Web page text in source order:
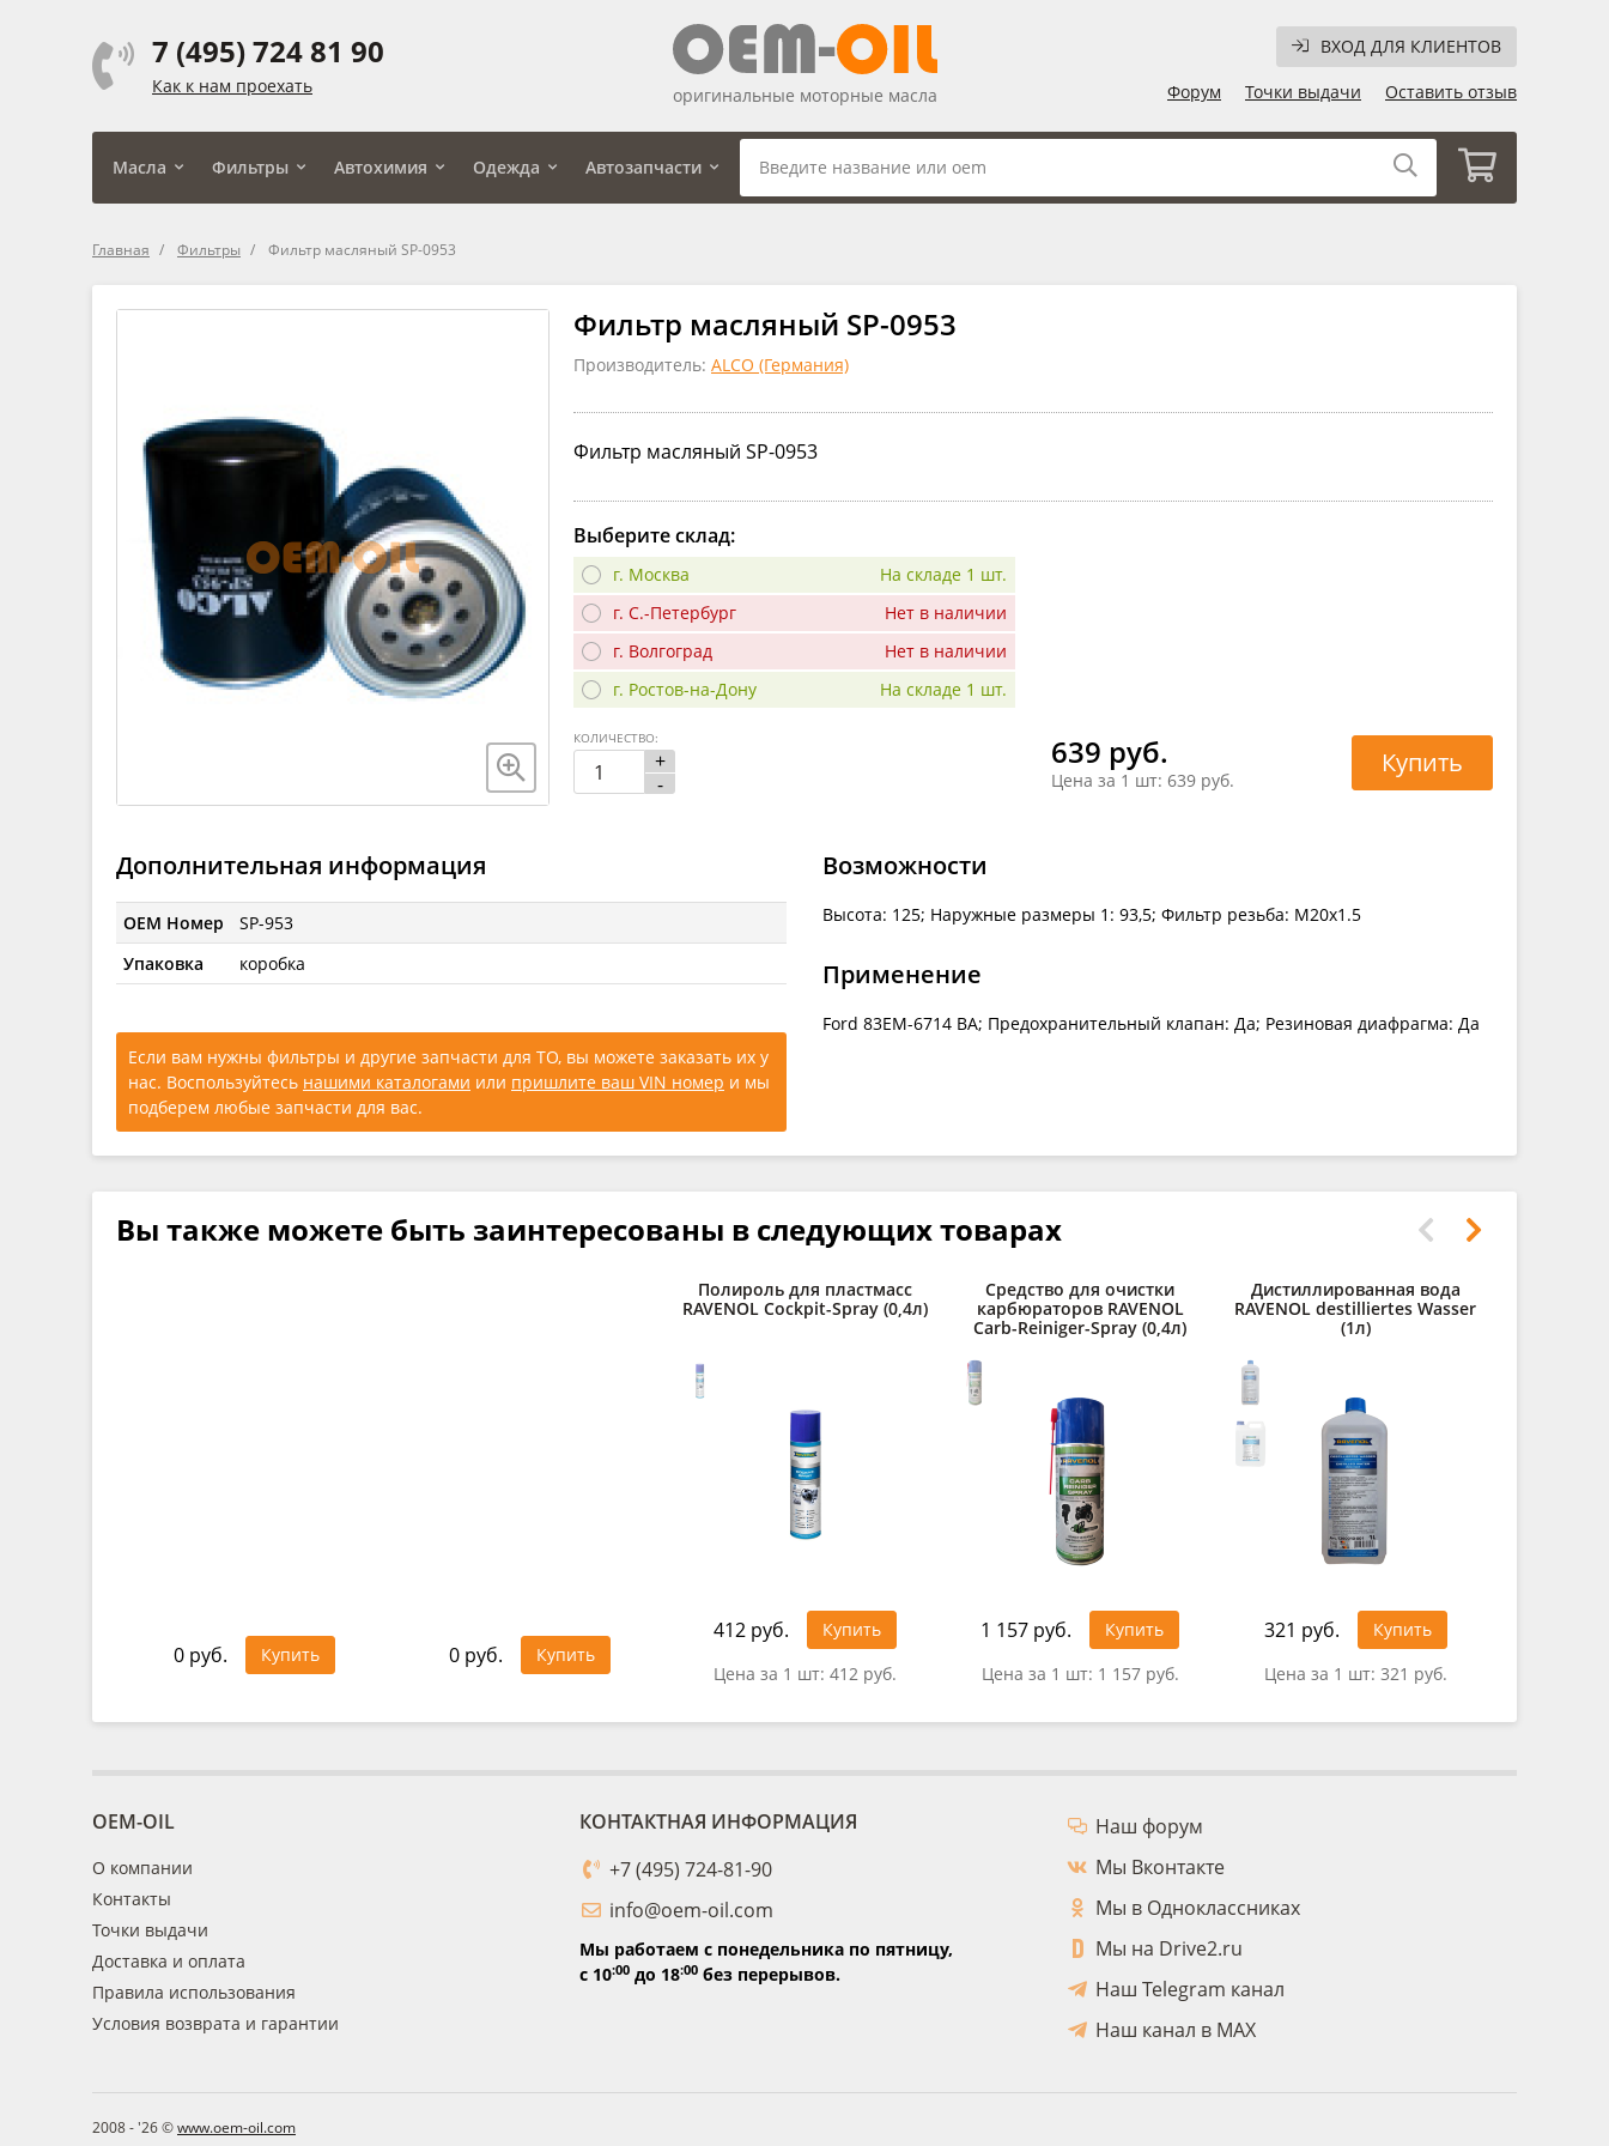
7 (495) 724 81 90
Как к нам проехать
ВХОД ДЛЯ КЛИЕНТОВ
Форум
Точки выдачи Оставить отзыв
оригинальные моторные масла
Масла Фильтры Автохимия Одежда Автозапчасти
Главная Фильтры Фильтр масляный SP-0953
Фильтр масляный SP-0953
Производитель: ALCO (Германия)
Фильтр масляный SP-0953
Выберите склад:
г. Москва
На складе 1 шт.
г. С.-Петербург
Нет в наличии
г. Волгоград
Нет в наличии
г. Ростов-на-Дону
На складе 1 шт.
639 руб.
Цена за 1 шт: 639 руб.
+
-
КОЛИЧЕСТВО:
Купить
Дополнительная информация
OEM Номер
SP-953
Упаковка
коробка
Если вам нужны фильтры и другие запчасти для ТО, вы можете заказать их у
нас. Воспользуйтесь нашими каталогами или пришлите ваш VIN номер и мы
подберем любые запчасти для вас.
Возможности
Высота: 125; Наружные размеры 1: 93,5; Фильтр резьба: M20x1.5
Применение
Ford 83EM-6714 BA; Предохранительный клапан: Да; Резиновая диафрагма: Да
Вы также можете быть заинтересованы в следующих товарах
0 руб. Купить 0 руб. Купить
Полироль для пластмасс
RAVENOL Cockpit-Spray (0,4л)
412 руб.
Купить
Цена за 1 шт: 412 руб.
Средство для очистки
карбюраторов RAVENOL
Carb-Reiniger-Spray (0,4л)
1 157 руб.
Купить
Цена за 1 шт: 1 157 руб.
Дистиллированная вода
RAVENOL destilliertes Wasser
(1л)
321 руб.
Купить
Цена за 1 шт: 321 руб.
OEM-OIL
О компании
Контакты
Точки выдачи
Доставка и оплата
Правила использования
Условия возврата и гарантии
КОНТАКТНАЯ ИНФОРМАЦИЯ
+7 (495) 724-81-90
info@oem-oil.com
Мы работаем с понедельника по пятницу,
с 10:00до 18:00без перерывов.
Наш форум
Мы Вконтакте
Мы в Одноклассниках
Мы на Drive2.ru
Наш Telegram канал
Наш канал в MAX
2008 - '26 ©www.oem-oil.com